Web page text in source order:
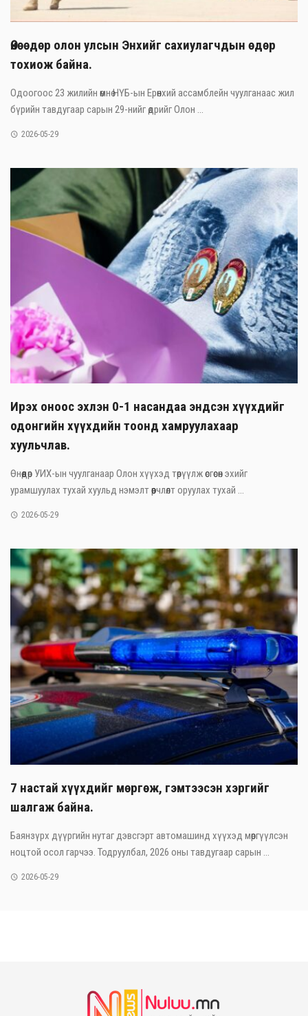
Өнөөдөр олон улсын Энхийг сахиулагчдын өдөр
тохиож байна.
Одоогоос 23 жилийн өмнө НҮБ-ын Ерөнхий ассамблейн чуулганаас жил
бүрийн тавдугаар сарын 29-нийг өдрийг Олон ...
2026-05-29
Ирэх оноос эхлэн 0-1 насандаа эндсэн хүүхдийг
одонгийн хүүхдийн тоонд хамруулахаар
хуульчлав.
Өнөөдөр УИХ-ын чуулганаар Олон хүүхэд төрүүлж өсгөсөн эхийг
урамшуулах тухай хуульд нэмэлт өөрчлөлт оруулах тухай ...
2026-05-29
7 настай хүүхдийг мөргөж, гэмтээсэн хэргийг
шалгаж байна.
Баянзүрх дүүргийн нутаг дэвсгэрт автомашинд хүүхэд мөргүүлсэн
ноцтой осол гарчээ. Тодруулбал, 2026 оны тавдугаар сарын ...
2026-05-29